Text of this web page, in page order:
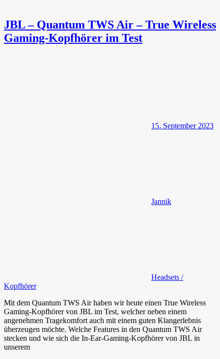
JBL – Quantum TWS Air – True Wireless
Gaming-Kopfhörer im Test
15. September 2023
Jannik
Headsets /
Kopfhörer
Mit dem Quantum TWS Air haben wir heute einen True Wireless
Gaming-Kopfhörer von JBL im Test, welcher neben einem
angenehmen Tragekomfort auch mit einem guten Klangerlebnis
überzeugen möchte. Welche Features in den Quantum TWS Air
stecken und wie sich die In-Ear-Gaming-Kopfhörer von JBL in
unserem